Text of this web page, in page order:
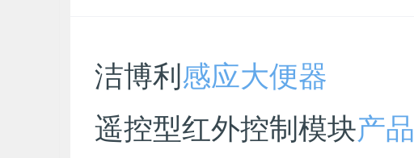
洁博利 感应大便器
遥控型红外控制模块产品